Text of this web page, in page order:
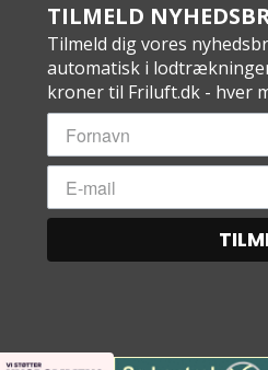
TILMELD
Tilmeld dig vores
automatisk i
kroner til Friluft.dk - hver